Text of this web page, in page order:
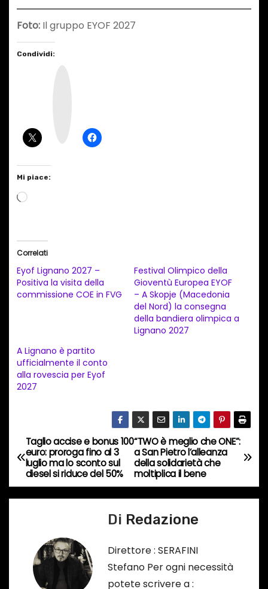
Foto:Il gruppo EYOF 2027
Condividi:
Mi piace:
C
a
m
t
o
i
r
s
o
…
Correlati
Eyof Lignano 2027 –
Positiva la visita della
commissione COE in FVG
Festival Olimpico della
Gioventù Europea EYOF
– A Skopje (Macedonia
del Nord) la consegna
della bandiera olimpica a
Lignano 2027
A Lignano è partito
ufficialmente il conto
alla rovescia per Eyof
2027
N
a
v
“TWO è meglio che ONE”:
a San Pietro l’alleanza
della solidarietà che
moltiplica il bene
Taglio accise e bonus 100
euro: proroga fino al 3
luglio ma lo sconto sul
diesel si riduce del 50%
Di Redazione
Direttore : SERAFINI
Stefano Per ogni necessità
potete scrivere a :